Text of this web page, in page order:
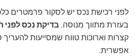
לפני רכישת נכס יש לסקור פרמטרים
בעזרת מתווך מנוסה. בדיקת נכס לפני
קצרות וארוכות טווח שמסייעות להעריך
אפשרית.